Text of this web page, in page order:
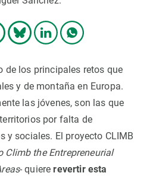
de los principales retos que
y de montaña en Europa.
las jóvenes, son las que
por falta de
y sociales. El proyecto CLIMB
Climb the Entrepreneurial
- quiere revertir esta